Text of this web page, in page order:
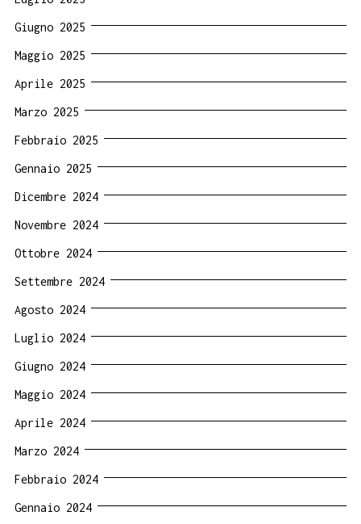
Giugno 2025
Maggio 2025
Aprile 2025
Marzo 2025
Febbraio 2025
Gennaio 2025
Dicembre 2024
Novembre 2024
Ottobre 2024
Settembre 2024
Agosto 2024
Luglio 2024
Giugno 2024
Maggio 2024
Aprile 2024
Marzo 2024
Febbraio 2024
Gennaio 2024